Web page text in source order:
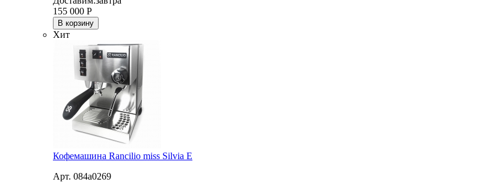
155 000 Р
В корзину
Хит
Кофемашина Rancilio miss Silvia E
Арт. 084a0269